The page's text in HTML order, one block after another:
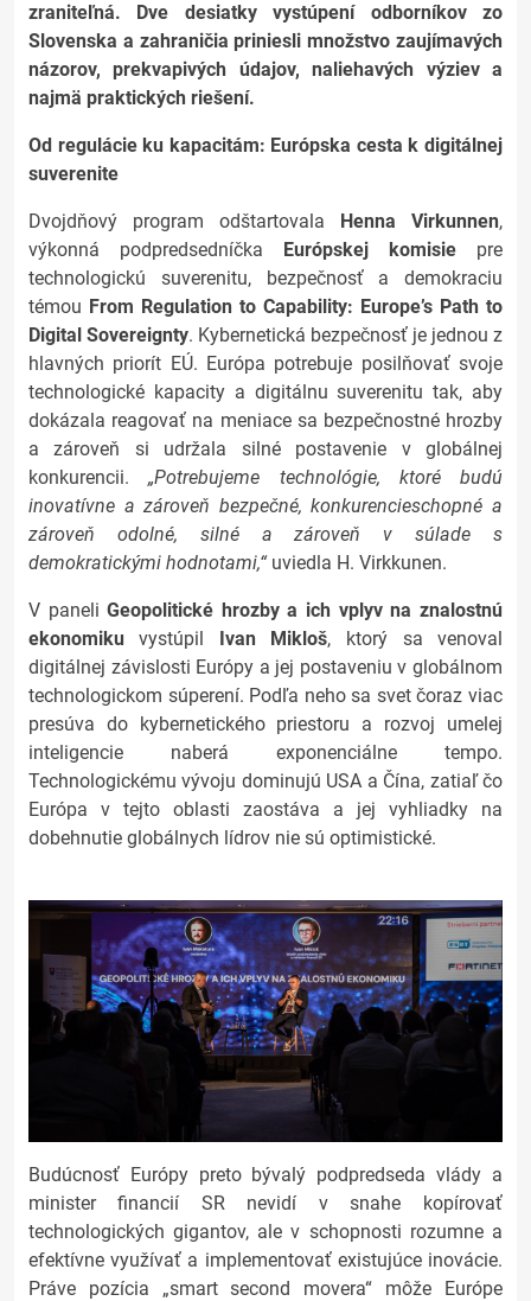
zraniteľná. Dve desiatky vystúpení odborníkov zo
Slovenska a zahraničia priniesli množstvo zaujímavých
názorov, prekvapivých údajov, naliehavých výziev a
najmä praktických riešení.
Od regulácie ku kapacitám: Európska cesta k digitálnej
suverenite
Dvojdňový program odštartovala Henna Virkunnen,
výkonná podpredsedníčka Európskej komisie pre
technologickú suverenitu, bezpečnosť a demokraciu
témou From Regulation to Capability: Europe’s Path to
Digital Sovereignty. Kybernetická bezpečnosť je jednou z
hlavných priorít EÚ. Európa potrebuje posilňovať svoje
technologické kapacity a digitálnu suverenitu tak, aby
dokázala reagovať na meniace sa bezpečnostné hrozby
a zároveň si udržala silné postavenie v globálnej
konkurencii.„Potrebujeme technológie, ktoré budú
inovatívne a zároveň bezpečné, konkurencieschopné a
zároveň odolné, silné a
zároveň v súlade s
demokratickými hodnotami,“ uviedla H. Virkkunen.
V paneliGeopolitické hrozby a ich vplyv na znalostnú
ekonomikuvystúpil Ivan Mikloš, ktorý sa venoval
digitálnej závislosti Európy a jej postaveniu v globálnom
technologickom súperení. Podľa neho sa svet čoraz viac
presúva do kybernetického priestoru a rozvoj umelej
inteligencie naberá exponenciálne tempo.
Technologickému vývoju dominujú USA a Čína, zatiaľ čo
Európa v tejto oblasti zaostáva a jej vyhliadky na
dobehnutie globálnych lídrov nie sú optimistické.
Budúcnosť Európy preto bývalý podpredseda vlády a
minister financií SR nevidí v snahe kopírovať
technologických gigantov, ale v schopnosti rozumne a
efektívne využívať a implementovať existujúce inovácie.
Práve pozícia „smart second movera“ môže Európe